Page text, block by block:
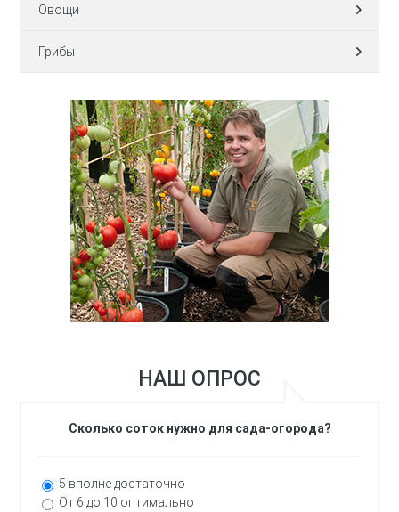
Овощи
Грибы
НАШ ОПРОС
Сколько соток нужно для сада-огорода?
5 вполне достаточно
От 6 до 10 оптимально